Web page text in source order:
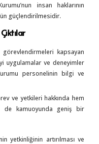
insan haklarının
güçlendirilmesidir.
kapsayan
uygulamalar ve deneyimler
personelinin bilgi ve
ve yetkileri hakkında hem
de kamuoyunda geniş bir
yetkinliğinin artırılması ve